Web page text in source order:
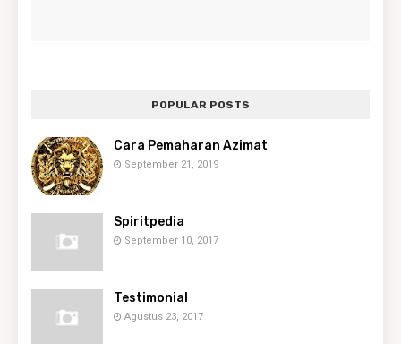
POPULAR POSTS
Cara Pemaharan Azimat
September 21, 2019
Spiritpedia
September 10, 2017
Testimonial
Agustus 23, 2017